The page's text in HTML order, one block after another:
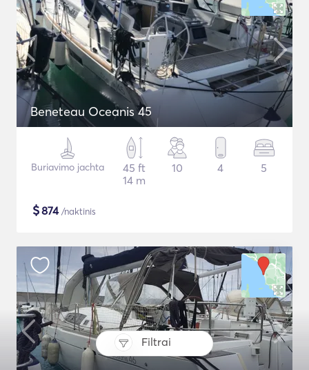
Filtrai
Beneteau Oceanis 45
Buriavimo jachta
45 ft
14 m
10 4 5
$874/naktinis